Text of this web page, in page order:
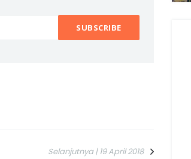
Selanjutnya | 19 April 2018